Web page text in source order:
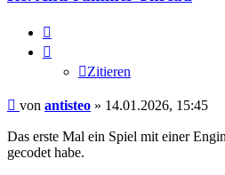
Zitieren
Beitrag
von antisteo » 14.01.2026, 15:45
Das erste Mal ein Spiel mit einer
gecodet habe.